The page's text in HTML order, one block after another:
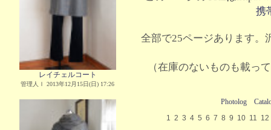
レイチェルコート
管理人Ｉ 2013年12月15日(日) 17:26
携
全部で25ページあります。
（在庫のないものも載っ
Photolog
1 2 3 4 5 6 7 8 9 10 11 12